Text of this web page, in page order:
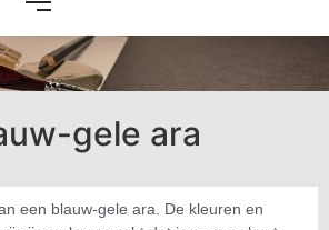
gele ara
een blauw-gele ara. De kleuren en